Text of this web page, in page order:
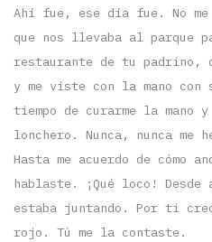
Ahí fue, ese día fue. No
que nos llevaba al parque
restaurante de tu padrino,
y me viste con la mano
tiempo de curarme la mano
lonchero. Nunca, nunca me
Hasta me acuerdo de cómo
hablaste. ¡Qué loco!
estaba juntando. Por ti
rojo. Tú me la contaste.